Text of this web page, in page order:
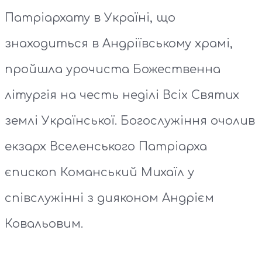
Патріархату в Україні, що
знаходиться в Андріївському храмі,
пройшла урочиста Божественна
літургія на честь неділі Всіх Святих
землі Української. Богослужіння очолив
екзарх Вселенського Патріарха
єпископ Команський Михаїл у
співслужінні з дияконом Андрієм
Ковальовим.